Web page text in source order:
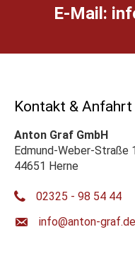
E-Mail:
Kontakt & Anfahrt
Anton Graf GmbH
Edmund-Weber-Straße
44651 Herne
02325 - 98 54 44
ed.farg-notna@ofni